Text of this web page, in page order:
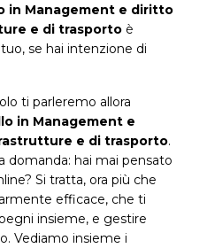
in Management e diritto
e di trasporto è
se hai intenzione di
ti parleremo allora
in Management e
e di trasporto.
domanda: hai mai pensato
Si tratta, ora più che
efficace, che ti
insieme, e gestire
Vediamo insieme i